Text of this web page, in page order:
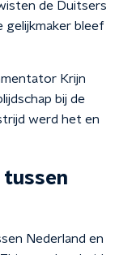
de Duitsers
gelijkmaker bleef
Krijn
bij de
werd het en
tussen
Nederland en